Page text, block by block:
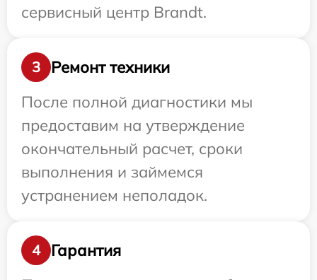
сервисный центр Brandt.
3
Ремонт техники
После полной диагностики мы
предоставим на утверждение
окончательный расчет, сроки
выполнения и займемся
устранением неполадок.
4
Гарантия